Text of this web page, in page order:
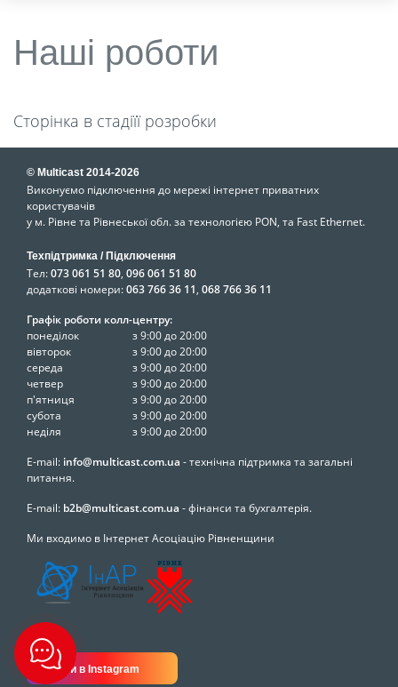
Наші роботи
Сторінка в стадіїї розробки
© Multicast 2014-2026
Виконуємо підключення до мережі інтернет приватних
користувачів
у м. Рівне та Рівнеської обл. за технологією PON, та Fast Ethernet.
Техпідтримка / Підключення
Тел:073 061 51 80, 096 061 51 80
додаткові номери:063 766 36 11, 068 766 36 11
Графік роботи колл-центру:
понеділок
з 9:00 до 20:00
вівторок
з 9:00 до 20:00
середа
з 9:00 до 20:00
четвер
з 9:00 до 20:00
п'ятниця
з 9:00 до 20:00
субота
з 9:00 до 20:00
неділя
з 9:00 до 20:00
E-mail: info@multicast.com.ua - технічна підтримка та загальні
питання.
E-mail: b2b@multicast.com.ua - фінанси та бухгалтерія.
Ми входимо в Інтернет Асоціацію Рівненщини
Ми в Instagram